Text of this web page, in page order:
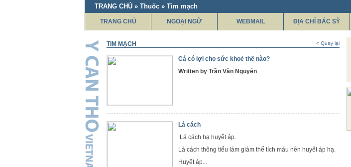
TRANG CHỦ » Thuốc » Tim mạch
TRANG CHỦ NGOẠI NGỮ WEBMAIL ĐỊA CHỈ BÁC SỸ
TIM MẠCH « Quay lại
Cá có lợi cho sức khoẻ thế nào?
Written by Trần Văn Nguyên
Lá cách
Lá cách hạ huyết áp.
Lá cách thông tiểu làm giảm thể tích máu nên huyết áp hạ.
Huyết áp...